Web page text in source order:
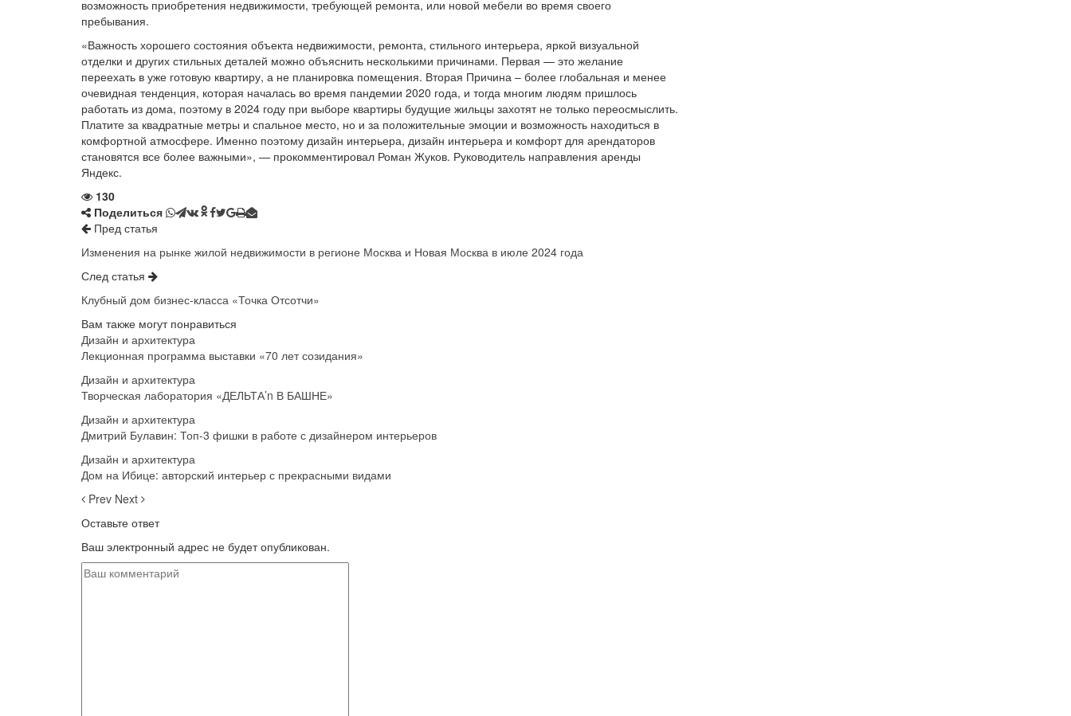
возможность приобретения недвижимости, требующей ремонта, или новой мебели во время своего
пребывания.
«Важность хорошего состояния объекта недвижимости, ремонта, стильного интерьера, яркой визуальной
отделки и других стильных деталей можно объяснить несколькими причинами. Первая — это желание
переехать в уже готовую квартиру, а не планировка помещения. Вторая Причина – более глобальная и менее
очевидная тенденция, которая началась во время пандемии 2020 года, и тогда многим людям пришлось
работать из дома, поэтому в 2024 году при выборе квартиры будущие жильцы захотят не только переосмыслить.
Платите за квадратные метры и спальное место, но и за положительные эмоции и возможность находиться в
комфортной атмосфере. Именно поэтому дизайн интерьера, дизайн интерьера и комфорт для арендаторов
становятся все более важными», — прокомментировал Роман Жуков. Руководитель направления аренды
Яндекс.
130
Поделиться
Пред статья
Изменения на рынке жилой недвижимости в регионе Москва и Новая Москва в июле 2024 года
След статья
Клубный дом бизнес-класса «Точка Отсотчи»
Вам также могут понравиться
Дизайн и архитектура
Лекционная программа выставки «70 лет созидания»
Дизайн и архитектура
Творческая лаборатория «ДЕЛЬТА’n В БАШНЕ»
Дизайн и архитектура
Дмитрий Булавин: Топ-3 фишки в работе с дизайнером интерьеров
Дизайн и архитектура
Дом на Ибице: авторский интерьер с прекрасными видами
Prev Next
Оставьте ответ
Ваш электронный адрес не будет опубликован.